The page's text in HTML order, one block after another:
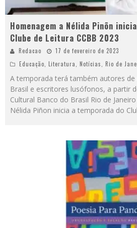
Homenagem a Nélida Pinõn
Clube de Leitura CCBB 2023
Redacao
17 de fevereiro de 2023
Educação, Literatura, Notícias, Rio de
A temporada terá também autores de
Brasil e escritores lusófonos, a partir
Cultural Banco do Brasil Rio de
Nélida Piñon inicia a temporada do